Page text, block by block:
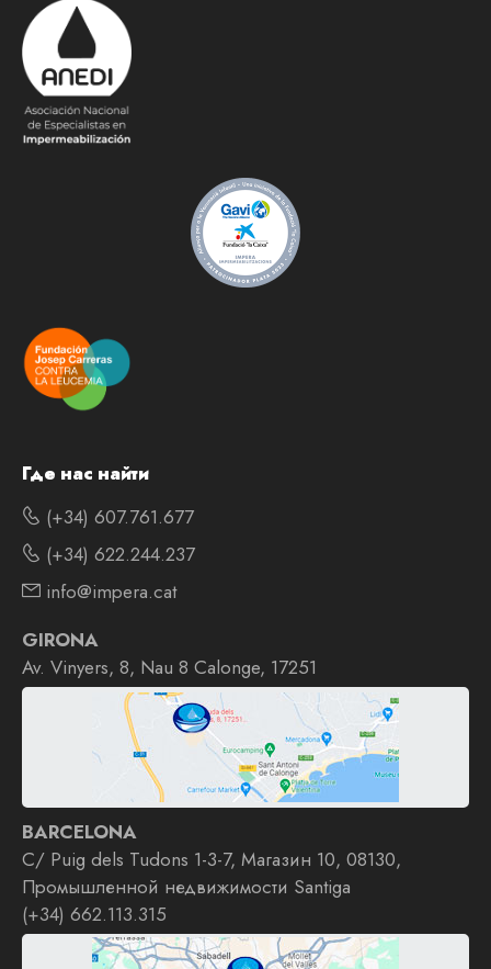
Где нас найти
(+34) 607.761.677
(+34) 622.244.237
info@impera.cat
GIRONA
Av. Vinyers, 8, Nau 8 Calonge, 17251
BARCELONA
C/ Puig dels Tudons 1-3-7, Магазин 10, 08130,
Промышленной недвижимости Santiga
(+34) 662.113.315